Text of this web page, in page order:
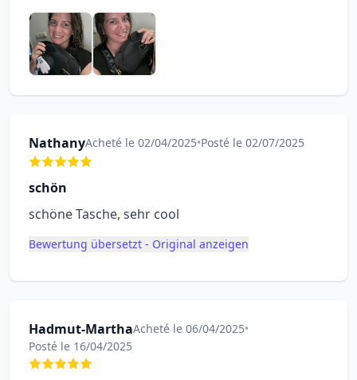
NathanyAcheté le 02/04/2025•Posté le 02/07/2025
schön
schöne Tasche, sehr cool
Bewertung übersetzt - Original anzeigen
Hadmut-MarthaAcheté le 06/04/2025•
Posté le 16/04/2025